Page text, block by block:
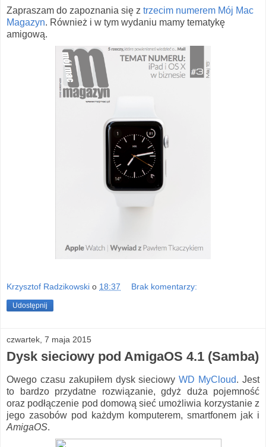
Zapraszam do zapoznania się z trzecim numerem Mój Mac
Magazyn. Również i w tym wydaniu mamy tematykę
amigową.
Krzysztof Radzikowski o 18:37 Brak komentarzy:
Udostępnij
czwartek, 7 maja 2015
Dysk sieciowy pod AmigaOS 4.1 (Samba)
Owego czasu zakupiłem dysk sieciowyWD MyCloud. Jest
to bardzo przydatne rozwiązanie, gdyż duża pojemność
oraz podłączenie pod domową sieć umożliwia korzystanie z
jego zasobów pod każdym komputerem, smartfonem jak i
AmigaOS.